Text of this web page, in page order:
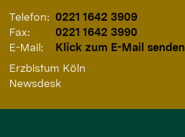
Telefon: 0221 1642 3909
Fax:
0221 1642 3990
E-Mail:
Klick zum E-Mail senden
Erzbistum Köln
Newsdesk